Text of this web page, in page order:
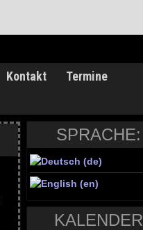
Kontakt
Termine
SPRACHE:
KALENDER